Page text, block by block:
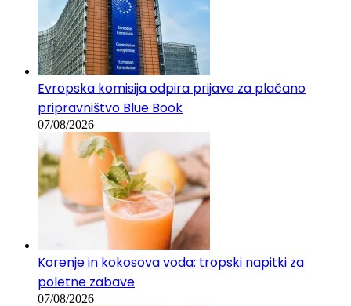
Evropska komisija odpira prijave za plačano
pripravništvo Blue Book
07/08/2026
Korenje in kokosova voda: tropski napitki za
poletne zabave
07/08/2026